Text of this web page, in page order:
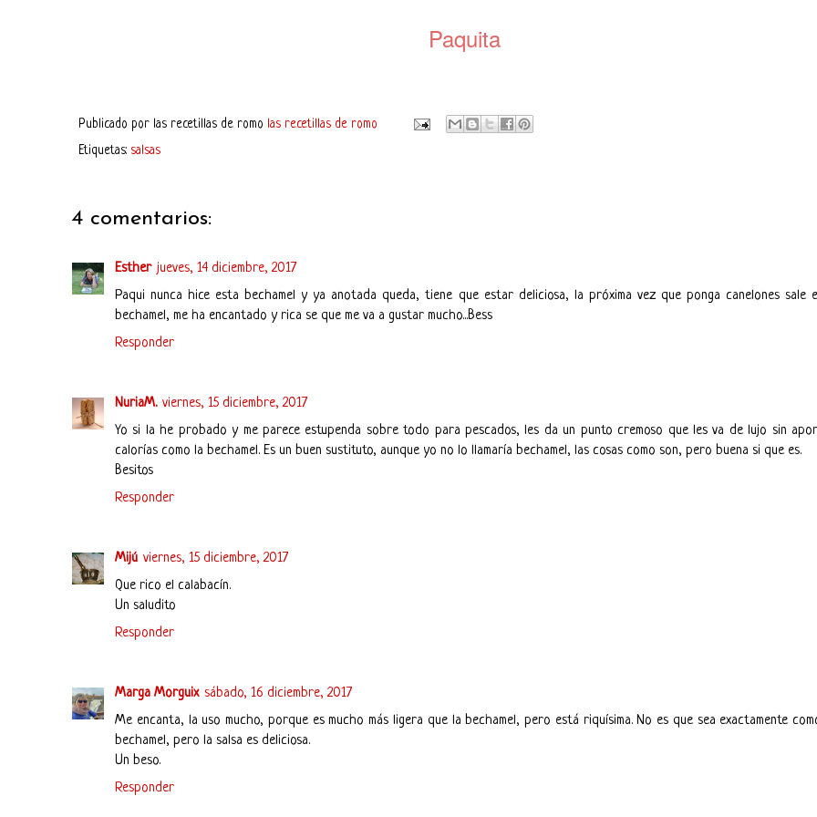
Paquita
Publicado por las recetillas de romo las recetillas de romo
Etiquetas: salsas
4 comentarios:
Esther jueves, 14 diciembre, 2017
Paqui nunca hice esta bechamel y ya anotada queda, tiene que estar deliciosa, la próxima vez que ponga canelones sale
bechamel, me ha encantado y rica se que me va a gustar mucho...Bess
Responder
NuriaM. viernes, 15 diciembre, 2017
Yo si la he probado y me parece estupenda sobre todo para pescados, les da un punto cremoso que les va de lujo sin
calorías como la bechamel. Es un buen sustituto, aunque yo no lo llamaría bechamel, las cosas como son, pero buena si que es.
Besitos
Responder
Mijú viernes, 15 diciembre, 2017
Que rico el calabacín.
Un saludito
Responder
Marga Morguix sábado, 16 diciembre, 2017
Me encanta, la uso mucho, porque es mucho más ligera que la bechamel, pero está riquísima. No es que sea exactamente
bechamel, pero la salsa es deliciosa.
Un beso.
Responder